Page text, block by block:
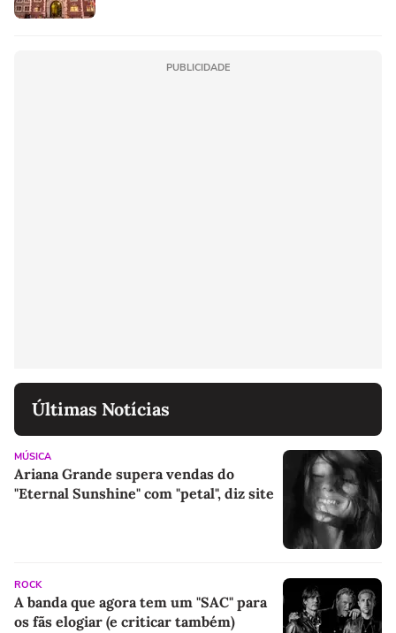
PUBLICIDADE
Últimas Notícias
MÚSICA
Ariana Grande supera vendas do
"Eternal Sunshine" com "petal", diz site
ROCK
A banda que agora tem um "SAC" para
os fãs elogiar (e criticar também)